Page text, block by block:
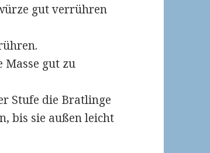
gut verrühren
Masse gut zu
Stufe die Bratlinge
bis sie außen leicht